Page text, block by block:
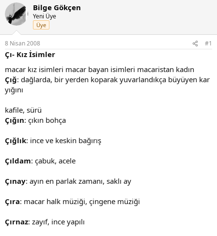
n
b
u
y
u
b
a
l
a
t
n
ş
ı
t
a
r
Bilge Gökçen
Yeni Üye
Üye
8 Nisan 2008 #1
Çı- Kız İsimler
macar kız isimleri macar bayan isimleri macaristan kadın
Çığ: dağlarda, bir yerden koparak yuvarlandıkça büyüyen kar
yığını
kafile, sürü
Çığın: çıkın bohça
Çığlık: ince ve keskin bağırış
Çıldam: çabuk, acele
Çınay: ayın en parlak zamanı, saklı ay
Çıra: macar halk müziği, çingene müziği
Çırnaz: zayıf, ince yapılı